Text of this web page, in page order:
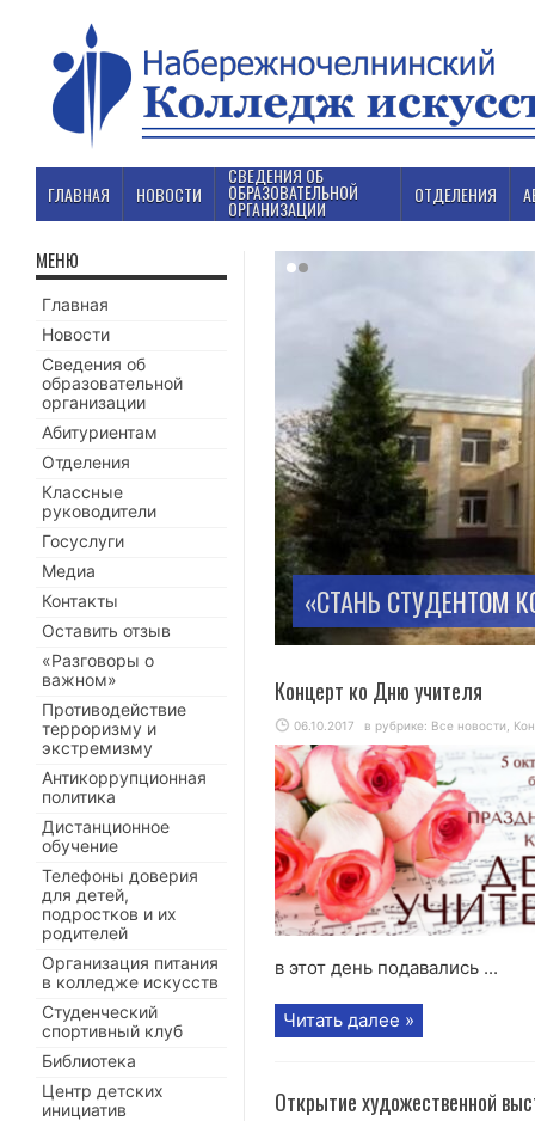
ГЛАВНАЯ НОВОСТИ
СВЕДЕНИЯ ОБ
ОБРАЗОВАТЕЛЬНОЙ
ОРГАНИЗАЦИИ
ОТДЕЛЕНИЯ
«СТАНЬ СТУДЕНТОМ
Концерт ко Дню учителя
06.10.2017 в рубрике: Все новости
в этот день подавались ...
Читать далее »
Открытие художественной
МЕНЮ
Главная
Новости
Сведения об
образовательной
организации
Абитуриентам
Отделения
Классные
руководители
Госуслуги
Медиа
Контакты
Оставить отзыв
«Разговоры о
важном»
Противодействие
терроризму и
экстремизму
Антикоррупционная
политика
Дистанционное
обучение
Телефоны доверия
для детей,
подростков и их
родителей
Организация питания
в колледже искусств
Студенческий
спортивный клуб
Библиотека
Центр детских
инициатив